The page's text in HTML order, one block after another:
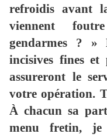
refroidis avant
viennent
gendarmes ? »
incisives fines
assureront le
votre opération.
À chacun sa
menu fretin,